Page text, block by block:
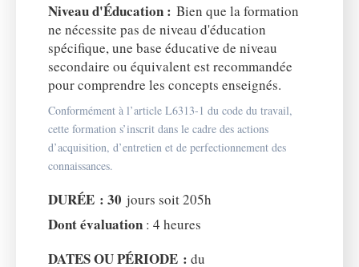
Niveau d'Éducation : Bien que la formation
ne nécessite pas de niveau d'éducation
spécifique, une base éducative de niveau
secondaire ou équivalent est recommandée
pour comprendre les concepts enseignés.
Conformément à l’article L6313-1 du code du travail,
cette formation s’inscrit dans le cadre des actions
d’acquisition, d’entretien et de perfectionnement des
connaissances.
DURÉE : 30 jours soit 205h
Dont évaluation : 4 heures
DATES OU PÉRIODE : du